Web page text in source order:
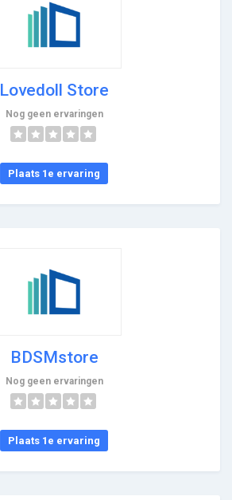
Lovedoll Store
Nog geen ervaringen
Plaats 1e ervaring
BDSMstore
Nog geen ervaringen
Plaats 1e ervaring